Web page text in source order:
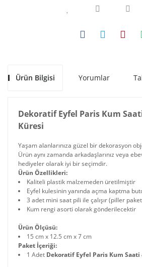
Ürün Bilgisi Yorumlar
Dekoratif Eyfel Paris Kum
Küresi
Yaşam alanlarınıza güzel bir dekorasyon
Ürün aynı zamanda arkadaşlarınız veya
hediyeler olarak iyi bir seçimdir.
Ürün Özellikleri:
Kaliteli plastik malzemeden üretilmiştir
Eyfel kulesinin yanında açma kaptma
3 adet mini saat pili ile çalışır (piller
Kum rengi asorti olarak gönderilecektir
Ürün Ölçüsü:
15 cm x 12.5 cm x 7 cm
Paket İçeriği:
1 Adet Dekoratif Eyfel Paris Kum Saati